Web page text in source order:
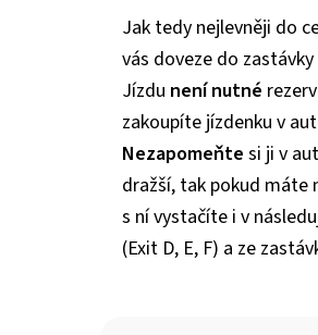
Jak tedy nejlevněji do
vás doveze do zastávky
Jízdu není nutné
zakoupíte jízdenku v
Nezapomeňte si ji v
dražší, tak pokud máte
s ní vystačíte i v
(Exit D, E, F) a ze